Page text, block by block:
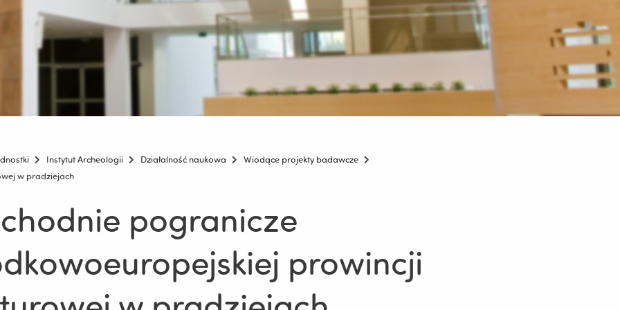
Instytut Archeologii Działalność naukowa
Wiodące projekty badawcze
w pradziejach
pogranicze
prowincji